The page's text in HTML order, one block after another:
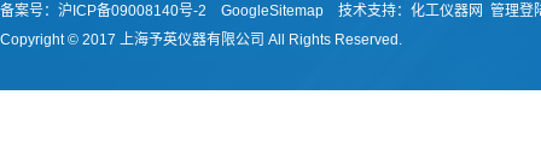
备案号：沪ICP备09008140号-2 GoogleSitemap 技术支持： 化工仪器网 管理登
Copyright © 2017 上海予英仪器有限公司 All Rights Reserved.